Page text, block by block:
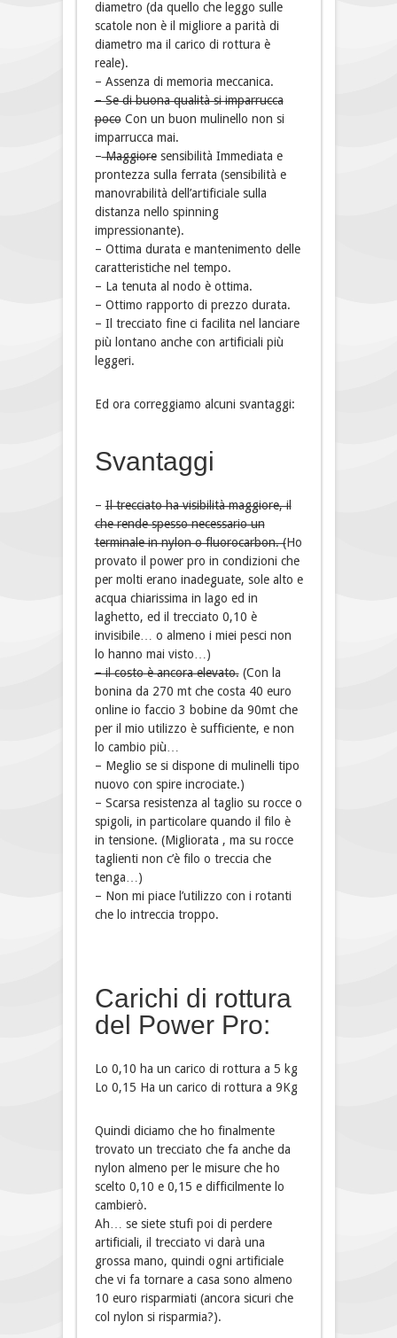
diametro (da quello che leggo sulle
scatole non è il migliore a parità di
diametro ma il carico di rottura è
reale).
– Assenza di memoria meccanica.
– Se di buona qualità si imparrucca
pocoCon un buon mulinello non si
imparrucca mai.
–Maggioresensibilità Immediata e
prontezza sulla ferrata (sensibilità e
manovrabilità dell’artificiale sulla
distanza nello spinning
impressionante).
– Ottima durata e mantenimento delle
caratteristiche nel tempo.
– La tenuta al nodo è ottima.
– Ottimo rapporto di prezzo durata.
– Il trecciato fine ci facilita nel lanciare
più lontano anche con artificiali più
leggeri.
Ed ora correggiamo alcuni svantaggi:
Svantaggi
–Il trecciato ha visibilità maggiore, il
che rende spesso necessario un
terminale in nylon o fluorocarbon. (Ho
provato il power pro in condizioni che
per molti erano inadeguate, sole alto e
acqua chiarissima in lago ed in
laghetto, ed il trecciato 0,10 è
invisibile… o almeno i miei pesci non
lo hanno mai visto…)
– il costo è ancora elevato.(Con la
bonina da 270 mt che costa 40 euro
online io faccio 3 bobine da 90mt che
per il mio utilizzo è sufficiente, e non
lo cambio più…
– Meglio se si dispone di mulinelli tipo
nuovo con spire incrociate.)
– Scarsa resistenza al taglio su rocce o
spigoli, in particolare quando il filo è
in tensione. (Migliorata , ma su rocce
taglienti non c’è filo o treccia che
tenga…)
– Non mi piace l’utilizzo con i rotanti
che lo intreccia troppo.
Carichi di rottura
del Power Pro:
Lo 0,10 ha un carico di rottura a 5 kg
Lo 0,15 Ha un carico di rottura a 9Kg
Quindi diciamo che ho finalmente
trovato un trecciato che fa anche da
nylon almeno per le misure che ho
scelto 0,10 e 0,15 e difficilmente lo
cambierò.
Ah… se siete stufi poi di perdere
artificiali, il trecciato vi darà una
grossa mano, quindi ogni artificiale
che vi fa tornare a casa sono almeno
10 euro risparmiati (ancora sicuri che
col nylon si risparmia?).